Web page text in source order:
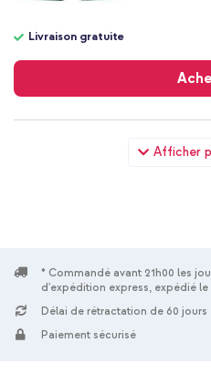
Afficher
Livraison gratuite
gratuite
imoshion Étui de téléphone
Cordon de téléphone universel -
Livraison gratuite
* Commandé avant 21h00 les
d'expédition express, expédié le
Délai de rétractation de 60 jours
Paiement sécurisé